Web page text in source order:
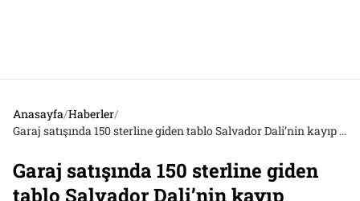
Anasayfa/Haberler/
Garaj satışında 150 sterline giden tablo Salvador Dali’nin kayıp tablosu “Vecchio Sultano” çıktı: 23 Ekim’de müzayedeye çıkacak
Garaj satışında 150 sterline giden
tablo Salvador Dali’nin kayıp